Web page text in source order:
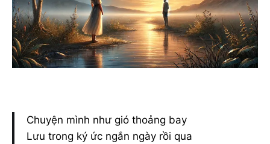
Chuyện mình như gió thoảng bay
Lưu trong ký ức ngắn ngày rồi qua